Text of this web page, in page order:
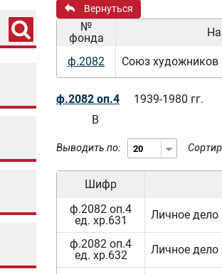
Вернуться
№
фонда
ф.2082
Союз художников
ф.2082 оп.4 1939-1980 гг.
В
Выводить по:
Шифр
ф.2082 оп.4
ед. хр.631
Личное дело
ф.2082 оп.4
ед. хр.632
Личное дело